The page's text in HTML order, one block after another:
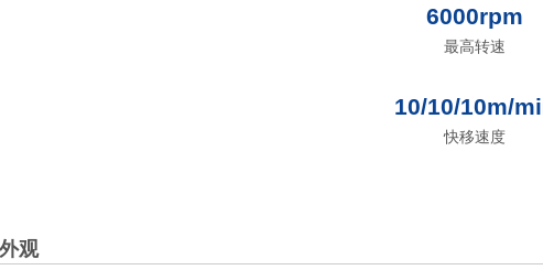
6000rpm
最高转速
10/10/10m/
快移速度
观